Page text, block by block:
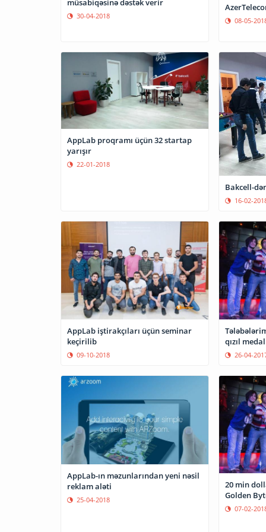
müsabiqəsinə dəstək verir
30-04-2018
08-05-
AppLab proqramı üçün 32 startap
yarışır
22-01-2018
Bakcell-
16-02-
AppLab iştirakçıları üçün seminar
keçirilib
09-10-2018
qızıl
26-04-
AppLab-ın məzunlarından yeni nəsil
reklam aləti
25-04-2018
20 min
Golden
07-02-